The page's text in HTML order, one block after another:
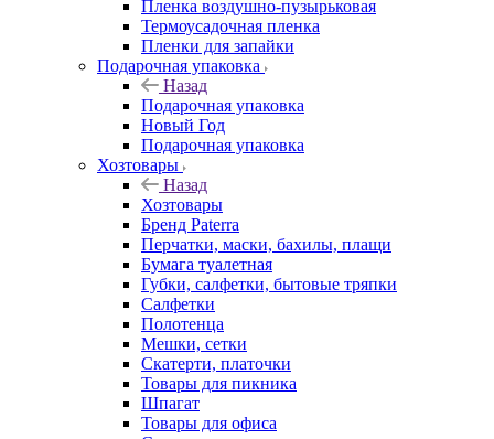
Пленка воздушно-пузырьковая
Термоусадочная пленка
Пленки для запайки
Подарочная упаковка
Назад
Подарочная упаковка
Новый Год
Подарочная упаковка
Хозтовары
Назад
Хозтовары
Бренд Paterra
Перчатки, маски, бахилы, плащи
Бумага туалетная
Губки, салфетки, бытовые тряпки
Салфетки
Полотенца
Мешки, сетки
Скатерти, платочки
Товары для пикника
Шпагат
Товары для офиса